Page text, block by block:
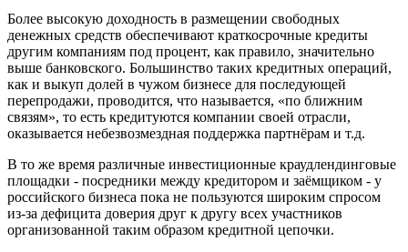
Более высокую доходность в размещении свободных
денежных средств обеспечивают краткосрочные кредиты
другим компаниям под процент, как правило, значительно
выше банковского. Большинство таких кредитных операций,
как и выкуп долей в чужом бизнесе для последующей
перепродажи, проводится, что называется, «по ближним
связям», то есть кредитуются компании своей отрасли,
оказывается небезвозмездная поддержка партнёрам и т.д.
В то же время различные инвестиционные краудлендинговые
площадки - посредники между кредитором и заёмщиком - у
российского бизнеса пока не пользуются широким спросом
из-за дефицита доверия друг к другу всех участников
организованной таким образом кредитной цепочки.